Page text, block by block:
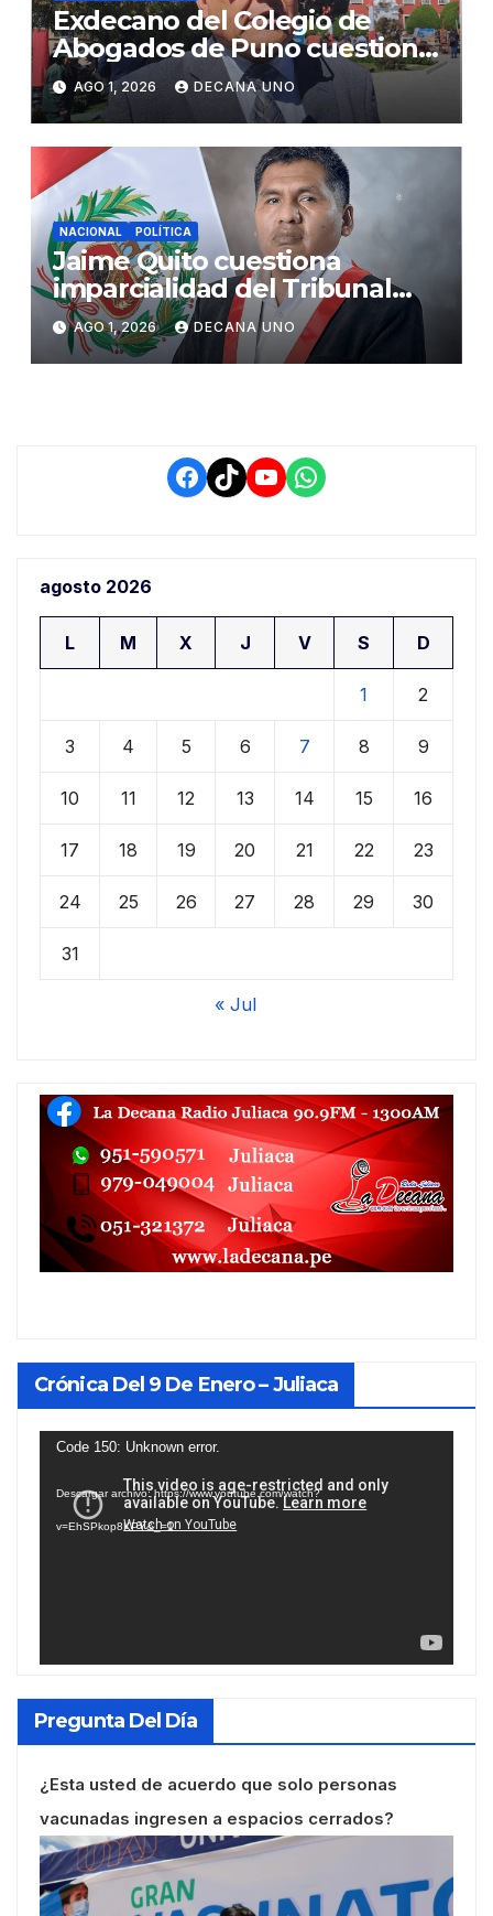
Exdecano del Colegio de
Abogados de Puno cuestiona
propuestas sobre seguridad
ciudadana
AGO 1, 2026 DECANA UNO
NACIONAL POLÍTICA
Jaime Quito cuestiona
imparcialidad del Tribunal
Constitucional tras liberación
de Ollanta Humala
AGO 1, 2026 DECANA UNO
Facebook
TikTokYouTube
WhatsApp
agosto 2026
L M X J V S D
1 2
3 4 5 6 7 8 9
10 11 12 13 14 15 16
17 18 19 20 21 22 23
24 25 26 27 28 29 30
31
« Jul
Crónica Del 9 De Enero – Juliaca
Reproductor
vídeo
Code 150: Unknown error.
Descargar archivo: https://www.youtube.com/watch?
v=EhSPkop8KPY&_=1
Pregunta Del Día
¿Esta usted de acuerdo que solo personas
vacunadas ingresen a espacios cerrados?